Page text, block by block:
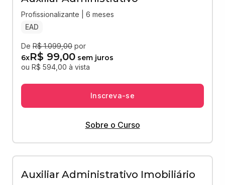
Profissionalizante | 6 meses
EAD
De R$ 1.099,00 por
6xR$ 99,00 sem juros
ou R$ 594,00 à vista
Inscreva-se
Sobre o Curso
Auxiliar Administrativo Imobiliário